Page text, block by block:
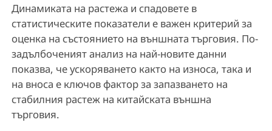
Динамиката на растежа и спадовете в
статистическите показатели е важен критерий за
оценка на състоянието на външната търговия. По-
задълбоченият анализ на най-новите данни
показва, че ускоряването както на износа, така и
на вноса е ключов фактор за запазването на
стабилния растеж на китайската външна
търговия.